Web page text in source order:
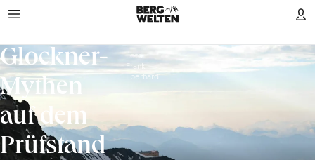
Glockner-
Mythen
auf dem
Prüfstand
Foto:
Frank
Eberhard